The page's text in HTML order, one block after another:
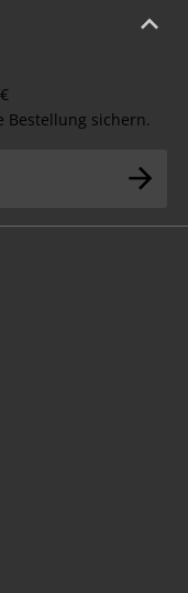
Bestellung sichern.